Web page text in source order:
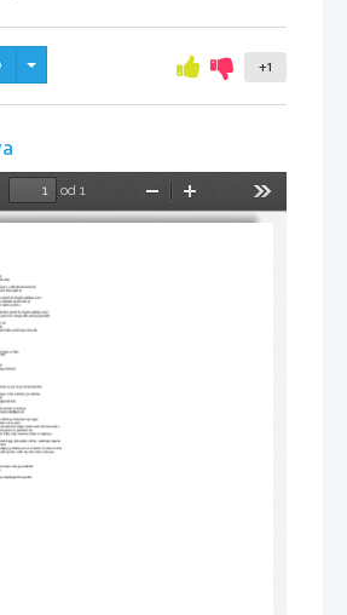
Skrij/prikaži meni +1
od 1
Pomanjšaj
v prihodnosti razvijal)
bolj ugoden)
presežka ali pomanjkanja snovi
pomanjkanje informacij
potrebe
presežka ali pomanjkanje snovi
pozitivni samopodobi,znanju,prijateljih
potrebe(po varnosti)
ki nam je blizu
ne gredo po vrsti(umetniki)
je treba ceniti,kaj je zaželeno
ustanov,potovanja
libido-spolni(osnovni) nagon
iz zavesti
delu vsebuje razum mora biti racionalen
glavni je potlačevanje
kršiš svoje moralne norme te superego
ljubezenske izbire, vsakdanje napake
počnemo stvari za katere ne vemo vzroka
počne; vedel naj bi za cilje in zakaj se
prevoznega sredstva9
izkjučijajočih si potreb